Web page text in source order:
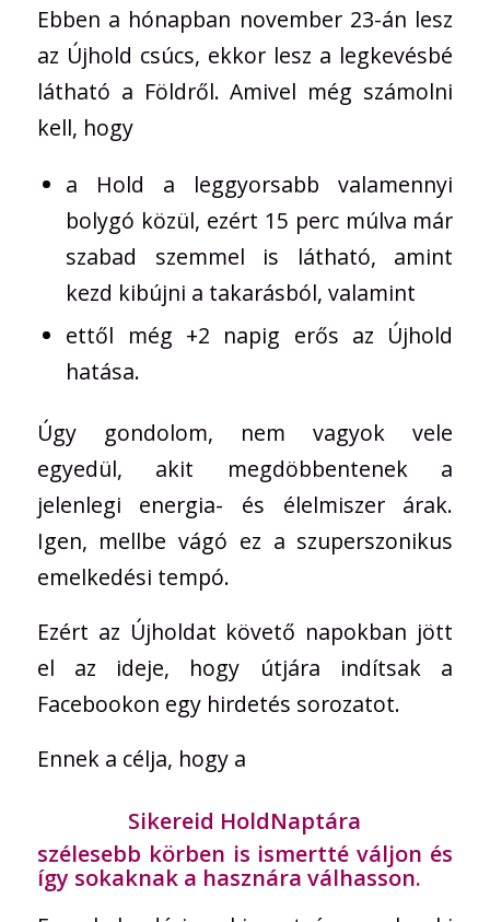
Ebben a hónapban november 23-án lesz
az Újhold csúcs, ekkor lesz a legkevésbé
látható a Földről. Amivel még számolni
kell, hogy
a Hold a leggyorsabb valamennyi
bolygó közül, ezért 15 perc múlva már
szabad szemmel is látható, amint
kezd kibújni a takarásból, valamint
ettől még +2 napig erős az Újhold
hatása.
Úgy gondolom, nem vagyok vele
egyedül, akit megdöbbentenek a
jelenlegi energia- és élelmiszer árak.
Igen, mellbe vágó ez a szuperszonikus
emelkedési tempó.
Ezért az Újholdat követő napokban jött
el az ideje, hogy útjára indítsak a
Facebookon egy hirdetés sorozatot.
Ennek a célja, hogy a
Sikereid HoldNaptára
szélesebb körben is ismertté váljon és
így sokaknak a hasznára válhasson.